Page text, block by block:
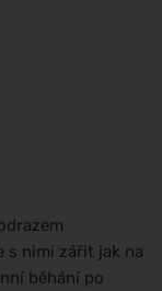
s nimi zářit jak na
běhání po